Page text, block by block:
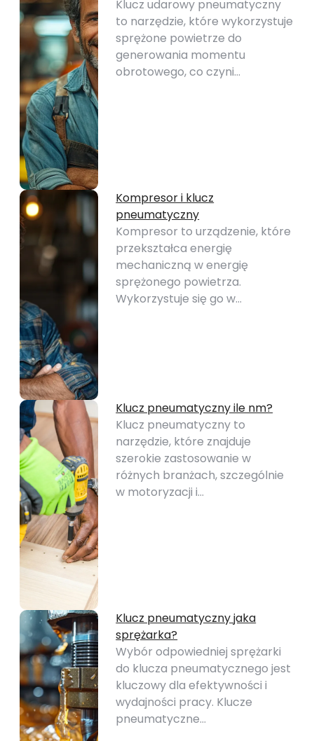
Klucz udarowy pneumatyczny
to narzędzie, które wykorzystuje
sprężone powietrze do
generowania momentu
obrotowego, co czyni…
Kompresor i klucz
pneumatyczny
Kompresor to urządzenie, które
przekształca energię
mechaniczną w energię
sprężonego powietrza.
Wykorzystuje się go w…
Klucz pneumatyczny ile nm?
Klucz pneumatyczny to
narzędzie, które znajduje
szerokie zastosowanie w
różnych branżach, szczególnie
w motoryzacji i…
Klucz pneumatyczny jaka
sprężarka?
Wybór odpowiedniej sprężarki
do klucza pneumatycznego jest
kluczowy dla efektywności i
wydajności pracy. Klucze
pneumatyczne…